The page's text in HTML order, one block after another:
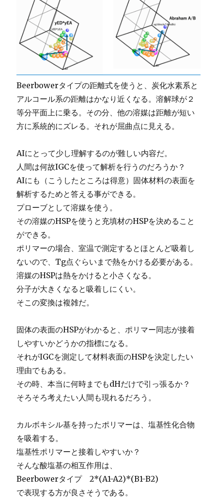
Beerbowerタイプの距離式を使うと、炭化水素系と
アルコール系の距離はかなり近くなる。溶解球が２
等分平面上に乗る。その分、他の溶媒は距離が短い
方に系統的にズレる。それが屈曲点に見える。
AIにとって少し理解するのが難しい内容だ。
人間は何故IGCを使って解析を行うのだろうか？
AIにも（こうしたところは得意）固体材料の表面を
解析するためと答える事ができる。
プローブとして溶媒を使う。
その溶媒のHSPを使うと充填材のHSPを決めること
ができる。
ポリマーの場合、室温で測定するとほとんど吸着し
ないので、Tg点ぐらいまで熱をかける必要がある。
溶媒のHSPは熱をかけると小さくなる。
分子が大きくなると吸着しにくい。
そこの変換は複雑だ。
固体の表面のHSPがわかると、ポリマー同志が接着
しやすいかどうかの指標になる。
それがIGCを測定して材料表面のHSPを決定したい
理由でもある。
その時、本当に何時までもdHだけで引っ張るか？
そろそろ考えたい人間も現れるだろう。
カルボキシル基を持ったポリマーは、塩基性化合物
を吸着する。
塩基性ポリマーと接着しやすいか？
そんな酸塩基の相互作用は、
Beerbowerタイプ 2*(A1-A2)*(B1-B2)
で表現する方が良さそうである。